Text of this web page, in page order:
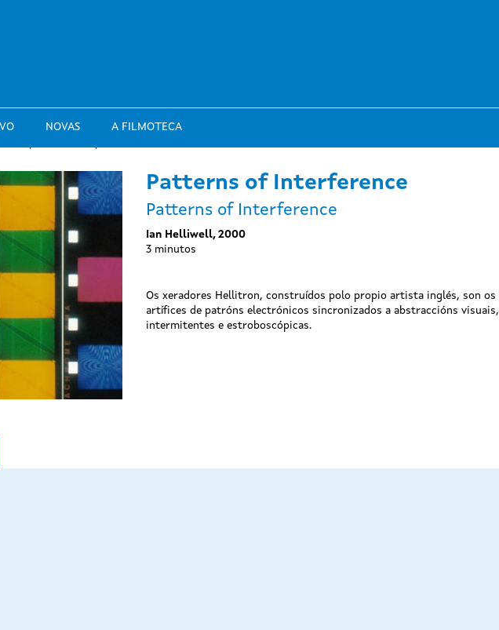
NOVAS A FILMOTECA
Patterns of Interference
Patterns of Interference
Ian Helliwell, 2000
3 minutos
Os xeradores Hellitron, construídos polo propio artista inglés, son os
artífices de patróns electrónicos sincronizados a abstraccións visuais,
intermitentes e estroboscópicas.